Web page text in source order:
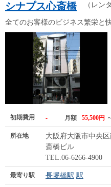
シナプス心斎橋 （レンタ
全てのお客様のビジネス繁栄と
初期費用 - 月額 55,500円
所在地
大阪府大阪市中央
斎橋ビル
TEL.06-6266-4900
最寄り駅 長堀橋駅 駅